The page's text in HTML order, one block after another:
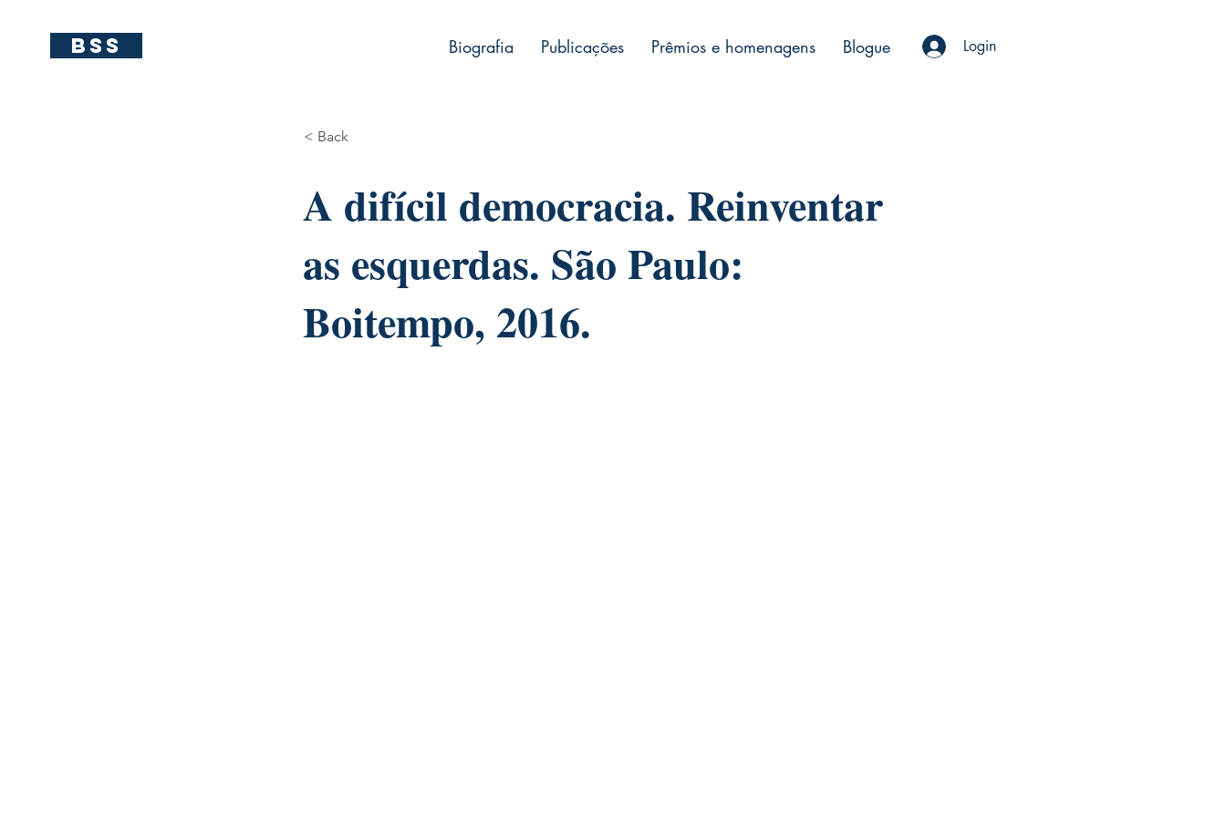
BSS Biografia Publicações Prêmios e homenagens Blogue Login
< Back
A difícil democracia. Reinventar
as esquerdas. São Paulo:
Boitempo, 2016.